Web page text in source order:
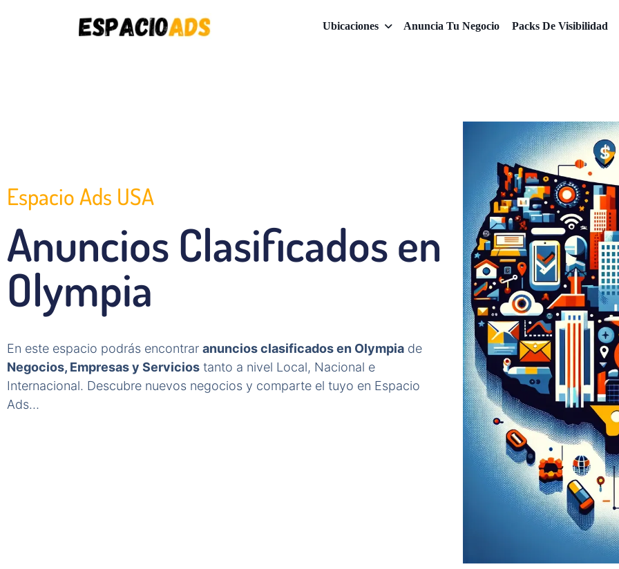
Ubicaciones Anuncia Tu Negocio Packs De Visibilidad
Espacio Ads USA
Anuncios Clasificados en
Olympia
En este espacio podrás encontrar anuncios clasificados en Olympia de
Negocios, Empresas y Servicios tanto a nivel Local, Nacional e
Internacional. Descubre nuevos negocios y comparte el tuyo en Espacio
Ads…